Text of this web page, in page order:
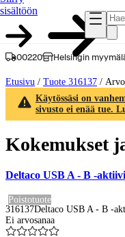
sisältöön
00220 Helsingin
Etusivu / Tuote 316137 /
Käytössäsi on
sivusto ei enää tue.
Kokemukset
Deltaco USB A - B -
Poistotuote
316137Deltaco USB A - B -
Ei arvosanaa